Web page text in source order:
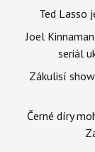
Ted Lasso
Joel
seriál
Zákulisí
Černé díry